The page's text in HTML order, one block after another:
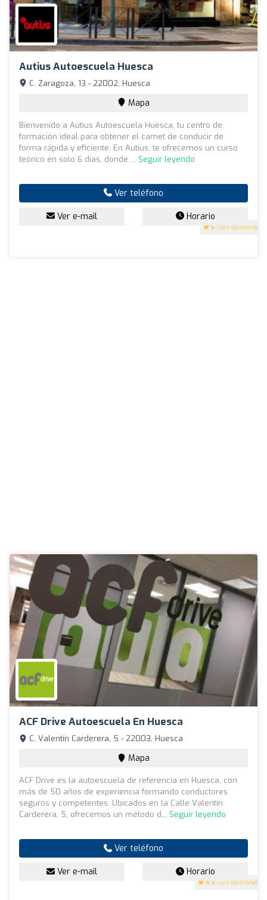
Autius Autoescuela Huesca
5 (180 opiniones)
C. Zaragoza, 13 - 22002, Huesca
Mapa
Bienvenido a Autius Autoescuela Huesca, tu centro de
formación ideal para obtener el carnet de conducir de
forma rápida y eficiente. En Autius, te ofrecemos un curso
teórico en solo 6 días, donde ... Seguir leyendo
Ver teléfono
Ver e-mail Horario
ACF Drive Autoescuela En Huesca
4.9 (129 opiniones)
C. Valentín Carderera, 5 - 22003, Huesca
Mapa
ACF Drive es la autoescuela de referencia en Huesca, con
más de 50 años de experiencia formando conductores
seguros y competentes. Ubicados en la Calle Valentín
Carderera, 5, ofrecemos un método d... Seguir leyendo
Ver teléfono
Ver e-mail Horario